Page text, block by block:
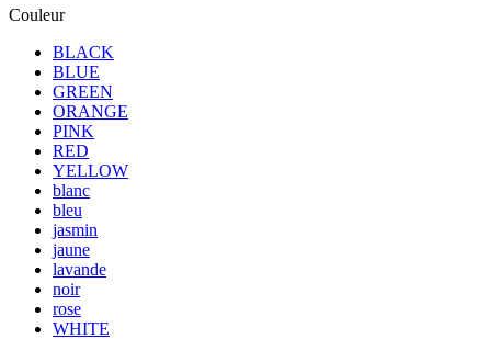
Couleur
BLACK
BLUE
GREEN
ORANGE
PINK
RED
YELLOW
blanc
bleu
jasmin
jaune
lavande
noir
rose
WHITE